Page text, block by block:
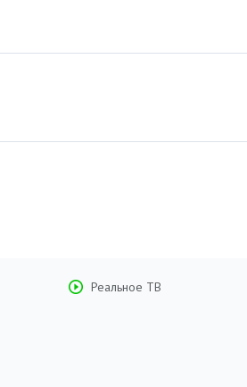
Реальное ТВ